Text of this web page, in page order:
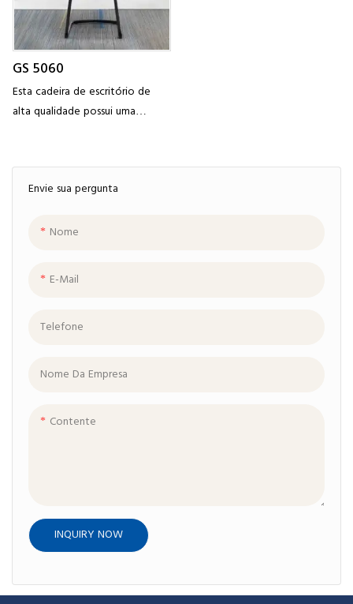
Envie sua pergunta
Nome
E-Mail
Telefone
Nome Da Empresa
Contente
INQUIRY NOW
GS 5060
Esta cadeira de escritório de
alta qualidade possui uma
atender às suas necessidades
diárias e é muito fácil de limpar